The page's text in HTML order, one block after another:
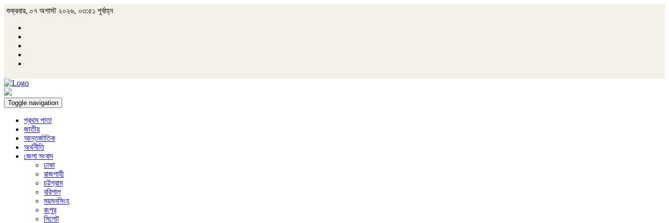
শুক্রবার, ০৭ অগাস্ট ২০২৬, ০৩:৫১ পূর্বাহ্ন
Toggle navigation
প্রথম পাতা
জাতীয়
আন্তর্জাতিক
অর্থনীতি
জেলা সংবাদ
ঢাকা
রাজশাহী
চট্টগ্রাম
বরিশাল
ময়মনসিংহ
রংপুর
সিলেট